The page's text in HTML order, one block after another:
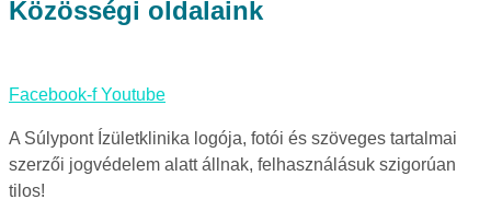
Közösségi oldalaink
Facebook-f Youtube
A Súlypont Ízületklinika logója, fotói és szöveges tartalmai
szerzői jogvédelem alatt állnak, felhasználásuk szigorúan
tilos!